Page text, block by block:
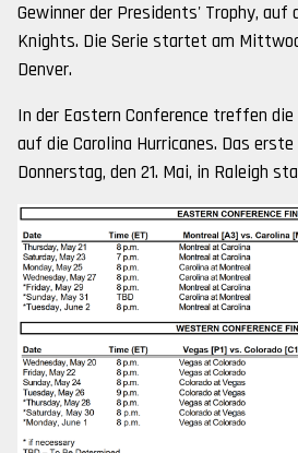
Gewinner der Presidents' Trophy, auf
Knights. Die Serie startet am
Denver.
In der Eastern Conference treffen die
auf die Carolina Hurricanes. Das
Donnerstag, den 21. Mai, in Raleigh